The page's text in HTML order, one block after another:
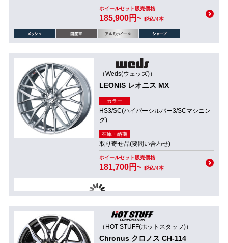
ホイールセット販売価格
185,900円~ 税込/4本
（Weds(ウェッズ)）
LEONIS レオニス MX
カラー
HS3/SC(ハイパーシルバー3/SCマシニン
グ)
在庫・納期
取り寄せ品(要問い合わせ)
ホイールセット販売価格
181,700円~ 税込/4本
（HOT STUFF(ホットスタッフ)）
Chronus クロノス CH-114